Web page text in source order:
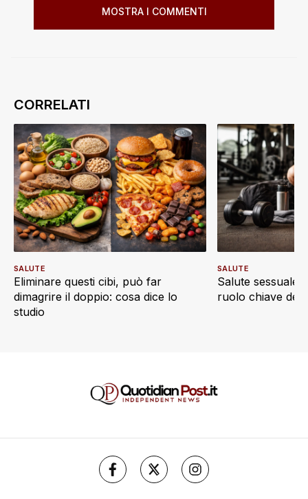
MOSTRA I COMMENTI
Eliminare questi cibi, può far
dimagrire il doppio: cosa dice lo
studio
SALUTE
Salute sessuale
ruolo chiave
SALUTE